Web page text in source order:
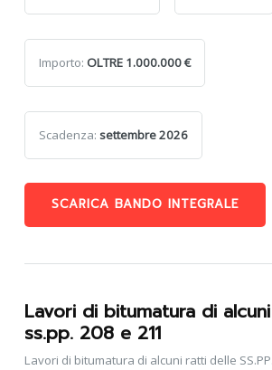
Importo: OLTRE 1.000.000 €
Scadenza: settembre 2026
SCARICA BANDO INTEGRALE
Lavori di bitumatura di
ss.pp. 208 e 211
Lavori di bitumatura di alcuni ratti delle